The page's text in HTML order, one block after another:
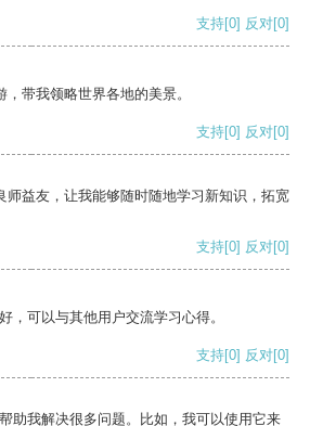
支持[0] 反对[0]
带我领略世界各地的美景。
支持[0] 反对[0]
师益友，让我能够随时随地学习新知识，拓宽
支持[0] 反对[0]
，可以与其他用户交流学习心得。
支持[0] 反对[0]
助我解决很多问题。比如，我可以使用它来